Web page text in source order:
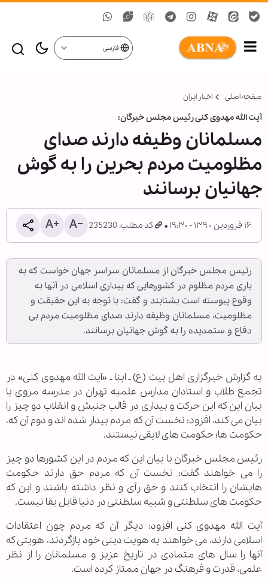
فارسی
صفحه اصلی اخبار ایران
آیت الله مهدوی کنی رئیس مجلس خبرگان:
مسلمانان وظیفه دارند صدای
مظلومیت مردم بحرین را به گوش
جهانیان برسانند
۱۶ فروردین ۱۳۹۰ - ۱۹:۳۰ کد مطلب: 235230
رئیس مجلس خبرگان از مسلمانان سراسر جهان خواست که به
یاری مردم مظلوم در کشورهایی که بیداری اسلامی در آنها به
وقوع پیوسته است بشتابند و گفت: با توجه به این حقیقت و
مظلومیت، مسلمانان وظیفه دارند صدای مظلومیت مردم بی
دفاع و ستمدیده را به گوش جهانیان برسانند.
به گزارش خبرگزاری اهل بیت (ع) ـ ابنا ـ «آیت الله مهدوی کنی» در
تجمع طلاب و استادان مدارس علمیه تهران در مدرسه مروی با
بیان این که این حرکت و بیداری در قالب جنبش و انقلاب دو چیز را
بیان می کند، افزود: نخست آن که مردم بیدار شده اند و دوم آن که،
حکومت ها؛ حکومت های لایقی نیستند.
رئیس مجلس خبرگان با بیان این که مردم در این کشورها دو چیز
را می خواهند گفت: نخست آن که مردم حق دارند حکومت
هایشان را انتخاب کنند و حق رأی و نظر داشته باشند و این که
حکومت های سلطنتی و شبیه سلطنتی در دنیا قابل بقا نیست.
آیت الله مهدوی کنی افزود: دیگر آن که مردم چون اعتقادات
اسلامی دارند، می خواهند به هویت دینی خود بازگردند، هویتی که
آنها را سال های متمادی در تاریخ عزیز و مسلمانان را از نظر
علمی،‌ قدرت و فرهنگ در جهان ممتاز کرده است.